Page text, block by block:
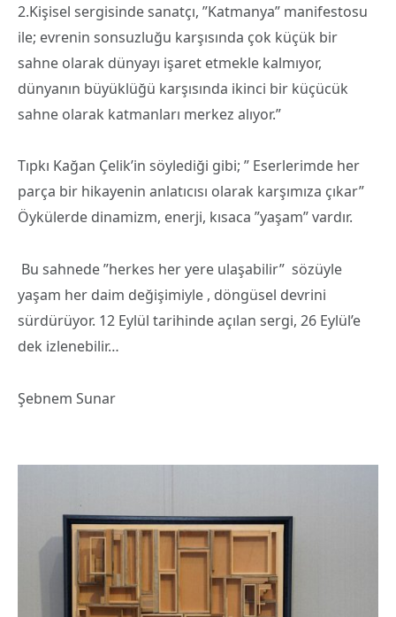
2.Kişisel sergisinde sanatçı, ”Katmanya” manifestosu
ile; evrenin sonsuzluğu karşısında çok küçük bir
sahne olarak dünyayı işaret etmekle kalmıyor,
dünyanın büyüklüğü karşısında ikinci bir küçücük
sahne olarak katmanları merkez alıyor.”
Tıpkı Kağan Çelik’in söylediği gibi; ” Eserlerimde her
parça bir hikayenin anlatıcısı olarak karşımıza çıkar”
Öykülerde dinamizm, enerji, kısaca ”yaşam” vardır.
Bu sahnede ”herkes her yere ulaşabilir” sözüyle
yaşam her daim değişimiyle , döngüsel devrini
sürdürüyor. 12 Eylül tarihinde açılan sergi, 26 Eylül’e
dek izlenebilir…
Şebnem Sunar